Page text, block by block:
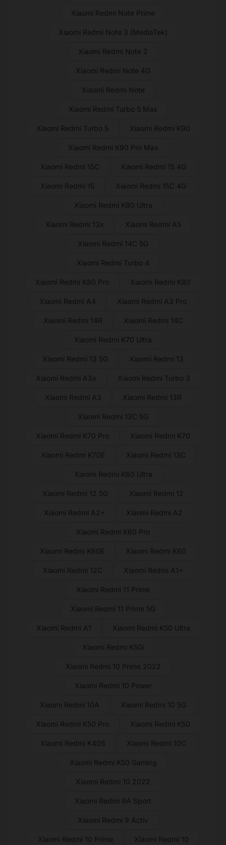
Xiaomi Redmi Note Prime
Xiaomi Redmi Note 3 (MediaTek)
Xiaomi Redmi Note 2
Xiaomi Redmi Note 4G
Xiaomi Redmi Note
Xiaomi Redmi Turbo 5 Max
Xiaomi Redmi Turbo 5 Xiaomi Redmi K90
Xiaomi Redmi K90 Pro Max
Xiaomi Redmi 15C Xiaomi Redmi 15 4G
Xiaomi Redmi 15 Xiaomi Redmi 15C 4G
Xiaomi Redmi K80 Ultra
Xiaomi Redmi 13x Xiaomi Redmi A5
Xiaomi Redmi 14C 5G
Xiaomi Redmi Turbo 4
Xiaomi Redmi K80 Pro Xiaomi Redmi K80
Xiaomi Redmi A4 Xiaomi Redmi A3 Pro
Xiaomi Redmi 14R Xiaomi Redmi 14C
Xiaomi Redmi K70 Ultra
Xiaomi Redmi 13 5G Xiaomi Redmi 13
Xiaomi Redmi A3x Xiaomi Redmi Turbo 3
Xiaomi Redmi A3 Xiaomi Redmi 13R
Xiaomi Redmi 13C 5G
Xiaomi Redmi K70 Pro Xiaomi Redmi K70
Xiaomi Redmi K70E Xiaomi Redmi 13C
Xiaomi Redmi K60 Ultra
Xiaomi Redmi 12 5G Xiaomi Redmi 12
Xiaomi Redmi A2+ Xiaomi Redmi A2
Xiaomi Redmi K60 Pro
Xiaomi Redmi K60E Xiaomi Redmi K60
Xiaomi Redmi 12C Xiaomi Redmi A1+
Xiaomi Redmi 11 Prime
Xiaomi Redmi 11 Prime 5G
Xiaomi Redmi A1 Xiaomi Redmi K50 Ultra
Xiaomi Redmi K50i
Xiaomi Redmi 10 Prime 2022
Xiaomi Redmi 10 Power
Xiaomi Redmi 10A Xiaomi Redmi 10 5G
Xiaomi Redmi K50 Pro Xiaomi Redmi K50
Xiaomi Redmi K40S Xiaomi Redmi 10C
Xiaomi Redmi K50 Gaming
Xiaomi Redmi 10 2022
Xiaomi Redmi 9A Sport
Xiaomi Redmi 9 Activ
Xiaomi Redmi 10 Prime Xiaomi Redmi 10